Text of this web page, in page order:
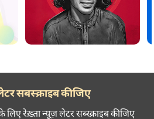
सबस्क्राइब कीजिए
लिए रेख़्ता न्यूज़ लेटर सब्स्क्राइब कीजिए